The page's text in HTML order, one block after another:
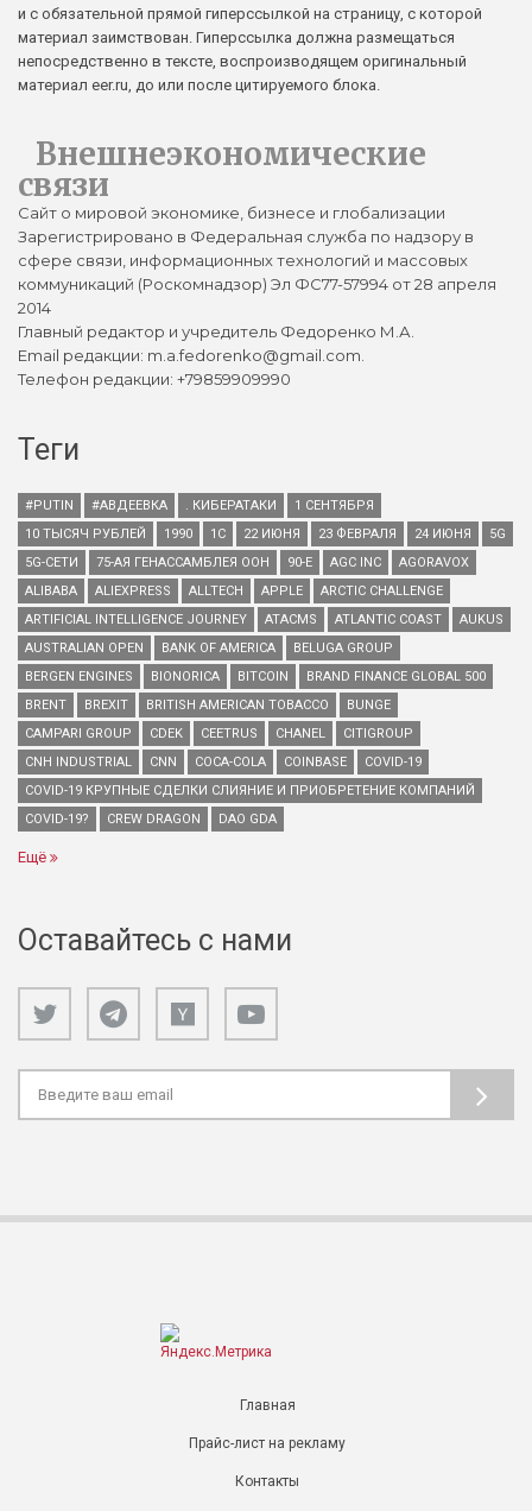
и с обязательной прямой гиперссылкой на страницу, с которой
материал заимствован. Гиперссылка должна размещаться
непосредственно в тексте, воспроизводящем оригинальный
материал eer.ru, до или после цитируемого блока.
Внешнеэкономические
связи
Сайт о мировой экономике, бизнесе и глобализации
Зарегистрировано в Федеральная служба по надзору в
сфере связи, информационных технологий и массовых
коммуникаций (Роскомнадзор) Эл ФС77-57994 от 28 апреля
2014
Главный редактор и учредитель Федоренко М.А.
Email редакции: m.a.fedorenko@gmail.com.
Телефон редакции: +79859909990
Теги
#PUTIN #АВДЕЕВКА . КИБЕРАТАКИ
1 СЕНТЯБРЯ
10 ТЫСЯЧ РУБЛЕЙ
1990 1С 22 ИЮНЯ 23 ФЕВРАЛЯ 24 ИЮНЯ
5G
5G-СЕТИ
75-АЯ ГЕНАССАМБЛЕЯ ООН 90-Е AGC INC
AGORAVOX
ALIBABA
ALIEXPRESS ALLTECH APPLE
ARCTIC CHALLENGE
ARTIFICIAL INTELLIGENCE JOURNEY
ATACMS ATLANTIC COAST
AUKUS
AUSTRALIAN OPEN
BANK OF AMERICA
BELUGA GROUP
BERGEN ENGINES
BIONORICA BITCOIN
BRAND FINANCE GLOBAL 500
BRENT
BREXIT BRITISH AMERICAN TOBACCO
BUNGE
CAMPARI GROUP
CDEK CEETRUS CHANEL
CITIGROUP
CNH INDUSTRIAL
CNN COCA-COLA COINBASE
COVID-19
COVID-19 КРУПНЫЕ СДЕЛКИ СЛИЯНИЕ И ПРИОБРЕТЕНИЕ КОМПАНИЙ
COVID-19?
CREW DRAGON DAO GDA
Ещё
Оставайтесь с нами
Главная
Прайс-лист на рекламу
Контакты